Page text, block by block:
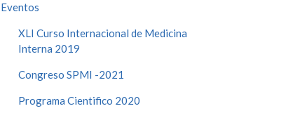
Eventos
XLI Curso Internacional de Medicina
Interna 2019
Congreso SPMI -2021
Programa Cientifico 2020